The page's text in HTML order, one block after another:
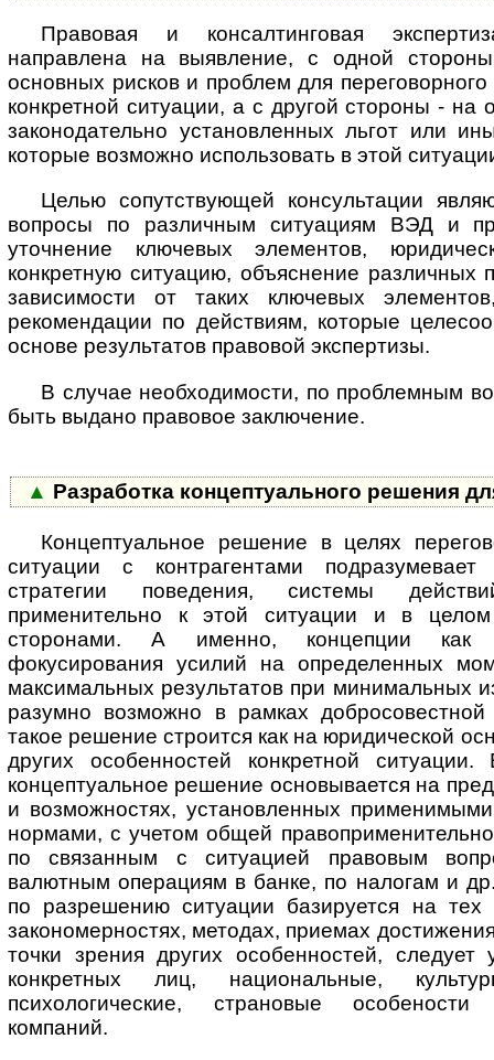
Правовая и консалтинговая
направлена на выявление, с одной
основных рисков и проблем для
конкретной ситуации, а с другой стороны - на
законодательно установленных льгот или
которые возможно использовать в этой
Целью сопутствующей консультации
вопросы по различным ситуациям ВЭД и
уточнение ключевых элементов,
конкретную ситуацию, объяснение различных
зависимости от таких ключевых
рекомендации по действиям, которые
основе результатов правовой экспертизы.
В случае необходимости, по проблемным
быть выдано правовое заключение.
▲ Разработка концептуального решения
Концептуальное решение в целях
ситуации с контрагентами подразумевает
стратегии поведения, системы
применительно к этой ситуации и в
сторонами. А именно, концепции как
фокусирования усилий на определенных
максимальных результатов при минимальных
разумно возможно в рамках
такое решение строится как на юридической
других особенностей конкретной
концептуальное решение основывается на
и возможностях, установленных
нормами, с учетом общей
по связанным с ситуацией правовым
валютным операциям в банке, по налогам и
по разрешению ситуации базируется на
закономерностях, методах, приемах
точки зрения других особенностей, следует
конкретных лиц, национальные,
психологические, страновые
компаний.